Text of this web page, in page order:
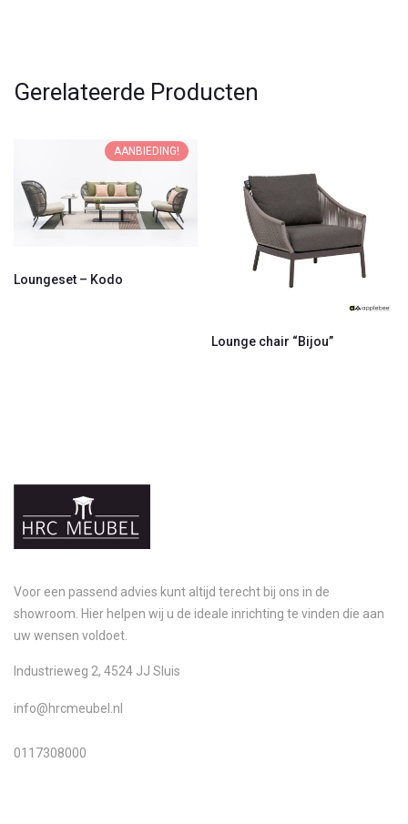
Gerelateerde Producten
AANBIEDING!
Loungeset – Kodo
Lounge chair “Bijou”
Voor een passend advies kunt altijd terecht bij ons in de
showroom. Hier helpen wij u de ideale inrichting te vinden die aan
uw wensen voldoet.
Industrieweg 2, 4524 JJ Sluis
info@hrcmeubel.nl
0117308000